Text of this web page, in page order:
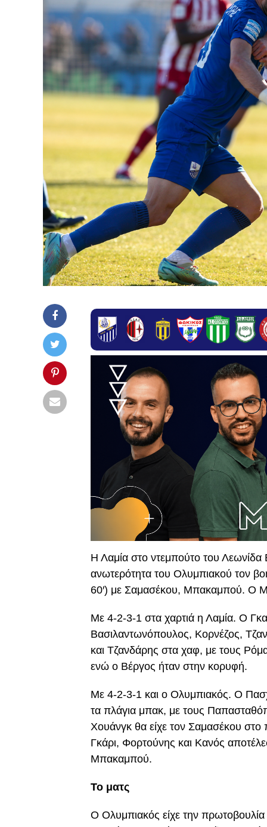
Η Λαμία στο ντεμπούτο του
ανωτερότητα του Ολυμπιακού τον
60′) με Σαμασέκου, Μπακαμπού. Ο
Με 4-2-3-1 στα χαρτιά η Λαμία. Ο
Βασιλαντωνόπουλος, Κορνέζος,
και Τζανδάρης στα χαφ, με τους
ενώ ο Βέργος ήταν στην κορυφή.
Με 4-2-3-1 και ο Ολυμπιακός. Ο
τα πλάγια μπακ, με τους
Χουάνγκ θα είχε τον Σαμασέκου
Γκάρι, Φορτούνης και Κανός
Μπακαμπού.
Το ματς
Ο Ολυμπιακός είχε την